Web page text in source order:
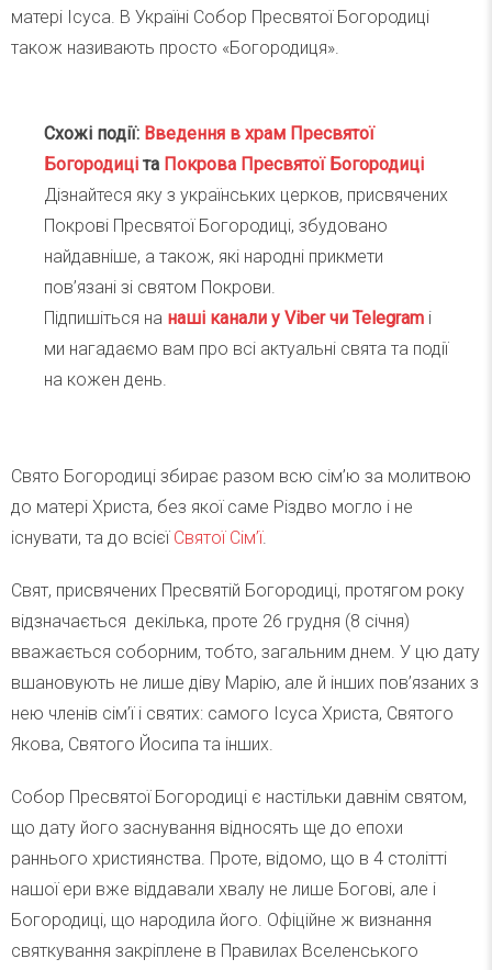
матері Ісуса. В Україні Собор Пресвятої Богородиці
також називають просто «Богородиця».
Схожі події: Введення в храм Пресвятої
Богородиці та Покрова Пресвятої Богородиці
Дізнайтеся яку з українських церков, присвячених
Покрові Пресвятої Богородиці, збудовано
найдавніше, а також, які народні прикмети
пов’язані зі святом Покрови.
Підпишіться на наші канали у Viber чи Telegram і
ми нагадаємо вам про всі актуальні свята та події
на кожен день.
Свято Богородиці збирає разом всю сім’ю за молитвою
до матері Христа, без якої саме Різдво могло і не
існувати, та до всієї Святої Сім’ї.
Свят, присвячених Пресвятій Богородиці, протягом року
відзначається декілька, проте 26 грудня (8 січня)
вважається соборним, тобто, загальним днем. У цю дату
вшановують не лише діву Марію, але й інших пов’язаних з
нею членів сім’ї і святих: самого Ісуса Христа, Святого
Якова, Святого Йосипа та інших.
Собор Пресвятої Богородиці є настільки давнім святом,
що дату його заснування відносять ще до епохи
раннього християнства. Проте, відомо, що в 4 столітті
нашої ери вже віддавали хвалу не лише Богові, але і
Богородиці, що народила його. Офіційне ж визнання
святкування закріплене в Правилах Вселенського